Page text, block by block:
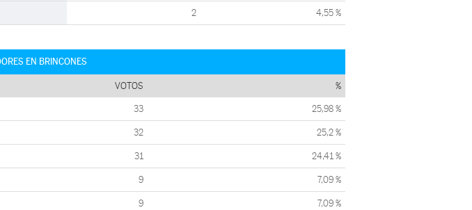
2 4,55 %
EN BRINCONES
VOTOS %
33 25,98 %
32 25,2 %
31 24,41 %
9 7,09 %
9 7,09 %